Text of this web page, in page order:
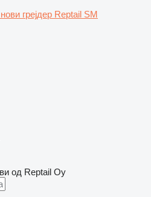
нови грејдер Reptail SM
од Reptail Oy